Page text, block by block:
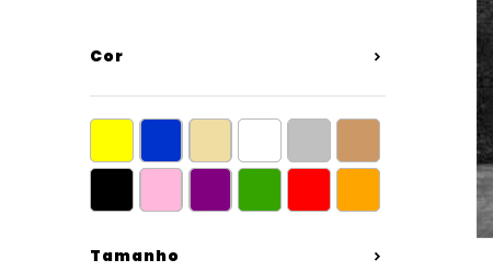
Cor
amareloazul
bege branco
marrom
preto rosa
roxo
verdevermelholaranjado
Tamanho